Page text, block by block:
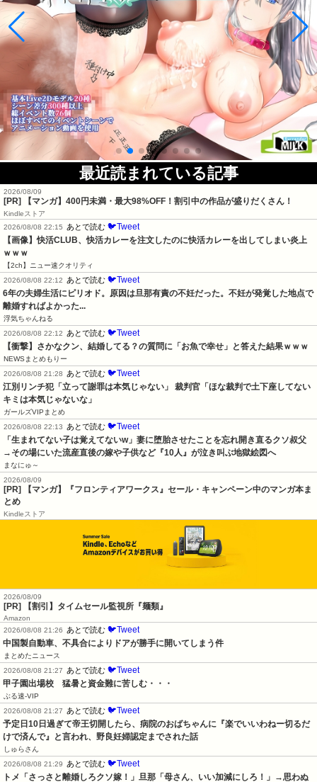
最近読まれている記事
2026/08/09
[PR] 【マンガ】400円未満・最大98%OFF！割引中の作品が盛りだくさん！
Kindleストア
2026/08/08 22:15
あとで読む 🐦Tweet
【画像】快活CLUB、快活カレーを注文したのに快活カレーを出してしまい炎上
ｗｗｗ
【2ch】ニュー速クオリティ
2026/08/08 22:12
あとで読む 🐦Tweet
6年の夫婦生活にピリオド。原因は旦那有責の不妊だった。不妊が発覚した地点で
離婚すればよかった...
浮気ちゃんねる
2026/08/08 22:12
あとで読む 🐦Tweet
【衝撃】さかなクン、結婚してる？の質問に「お魚で幸せ」と答えた結果ｗｗｗ
NEWSまとめもりー
2026/08/08 21:28
あとで読む 🐦Tweet
江別リンチ犯「立って謝罪は本気じゃない」 裁判官「ほな裁判で土下座してない
キミは本気じゃないな」
ガールズVIPまとめ
2026/08/08 22:13
あとで読む 🐦Tweet
「生まれてない子は覚えてないw」妻に堕胎させたことを忘れ開き直るクソ叔父
→その場にいた流産直後の嫁や子供など『10人』が泣き叫ぶ地獄絵図へ
まなにゅ～
2026/08/09
[PR] 【マンガ】『フロンティアワークス』セール・キャンペーン中のマンガ本ま
とめ
Kindleストア
2026/08/09
[PR] 【割引】タイムセール監視所『麺類』
Amazon
2026/08/08 21:26
あとで読む 🐦Tweet
中国製自動車、不具合によりドアが勝手に開いてしまう件
まとめたニュース
2026/08/08 21:27
あとで読む 🐦Tweet
甲子園出場校　猛暑と資金難に苦しむ・・・
ぶる速-VIP
2026/08/08 21:27
あとで読む 🐦Tweet
予定日10日過ぎて帝王切開したら、病院のおばちゃんに『楽でいいわねー切るだ
けで済んで』と言われ、野良妊婦認定までされた話
しゅらさん
2026/08/08 21:29
あとで読む 🐦Tweet
トメ「さっさと離婚しろクソ嫁！」旦那「母さん、いい加減にしろ！」→思わぬ